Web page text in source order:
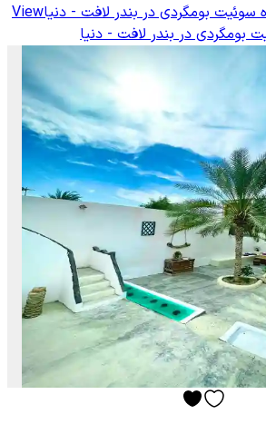
سوئیت بومگردی در بندر لافت - دنیاView
بومگردی در بندر لافت - دنیا